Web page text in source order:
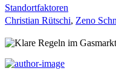
Standortfaktoren
Christian Rütschi, Zeno